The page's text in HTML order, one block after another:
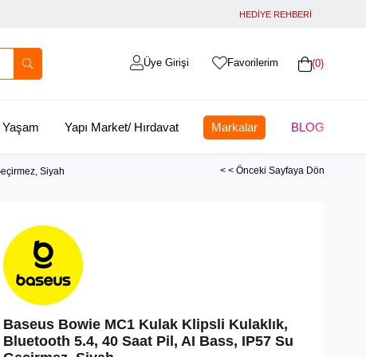
HEDİYE REHBERİ
0
Favorilerim
Üye Girişi
Yaşam Yapı Market/ Hırdavat Markalar BLOG
Siyah < < Önceki Sayfaya Dön
Baseus Bowie MC1 Kulak Klipsli Kulaklık,
Bluetooth 5.4, 40 Saat Pil, AI Bass, IP57 Su